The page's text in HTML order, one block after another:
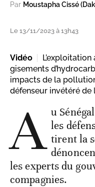
Par Moustapha Cissé
Le 13/11/2023 à 13h43
Vidéo
gisements
impacts de la
défenseur invétéré de
A u
les
tirent la
les experts du
compagnies.